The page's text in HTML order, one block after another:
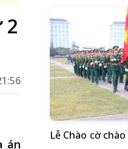
2
án
Lễ Chào cờ